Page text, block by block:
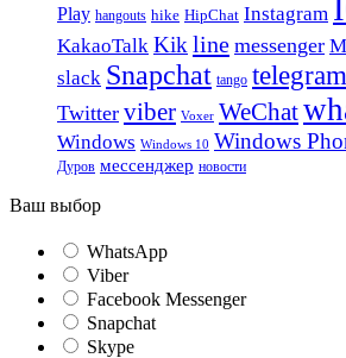
Play hangouts hike HipChat Instagram
KakaoTalk Kik line messenger
slack Snapchat tango telegram
Twitter viber Voxer WeChat
Windows Windows 10 Windows
Дуров мессенджер новости
Ваш выбор
WhatsApp
Viber
Facebook Messenger
Snapchat
Skype